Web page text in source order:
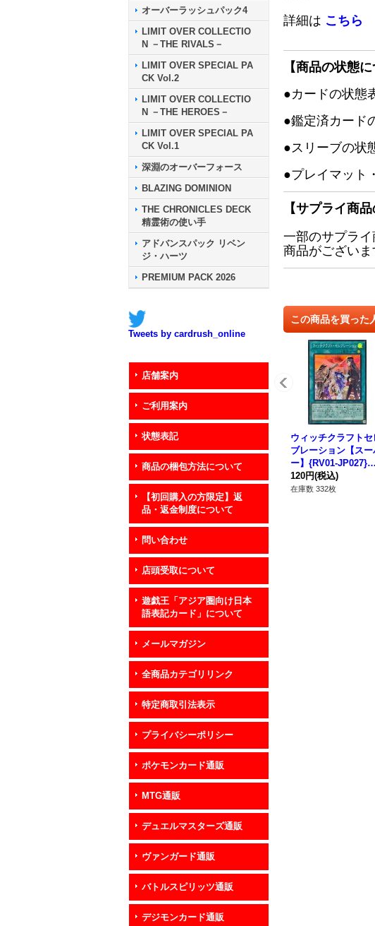
オーバーラッシュパック4
LIMIT OVER COLLECTIO
N －THE RIVALS－
LIMIT OVER SPECIAL PA
CK Vol.2
LIMIT OVER COLLECTIO
N －THE HEROES－
LIMIT OVER SPECIAL PA
CK Vol.1
深淵のオーバーフォース
BLAZING DOMINION
THE CHRONICLES DECK
精霊術の使い手
アドバンスパック リベン
ジ・ハーツ
PREMIUM PACK 2026
Tweets by cardrush_online
店舗案内
ご利用案内
状態表記
商品の梱包方法について
【初回購入の方限定】返
品・返金制度について
問い合わせ
店頭受取について
遊戯王「アジア圏向け日本
語表記カード」について
メールマガジン
全商品カテゴリリンク
特定商取引法表示
プライバシーポリシー
ポケモンカード通販
MTG通販
デュエルマスターズ通販
ヴァンガード通販
バトルスピリッツ通販
デジモンカード通販
詳細は こちら
【商品の状態に
●カードの状態
●鑑定済カード
●スリーブの状
●プレイマット
【サプライ商
一部のサプラ
商品がございま
この商品を買った
ウィッチクラフトセ
ブレーション【スー
ー】{RV01-JP027}
《魔法》
120円(税込)
在庫数 332枚